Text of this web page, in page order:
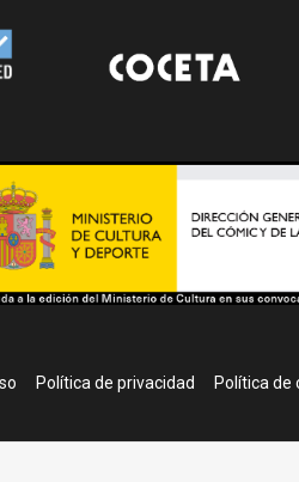
Política de privacidad Política de